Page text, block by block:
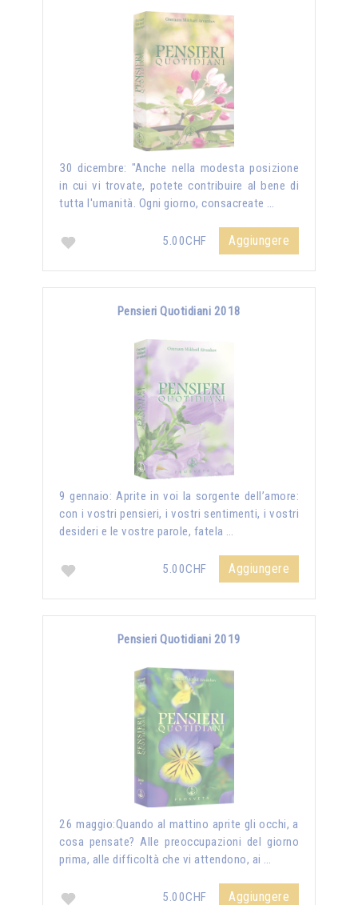
30 dicembre: "Anche nella modesta posizione
in cui vi trovate, potete contribuire al bene di
tutta l'umanità. Ogni giorno, consacreate …
5.00CHF Aggiungere
Pensieri Quotidiani 2018
9 gennaio: Aprite in voi la sorgente dell’amore:
con i vostri pensieri, i vostri sentimenti, i vostri
desideri e le vostre parole, fatela …
5.00CHF Aggiungere
Pensieri Quotidiani 2019
26 maggio:Quando al mattino aprite gli occhi, a
cosa pensate? Alle preoccupazioni del giorno
prima, alle difficoltà che vi attendono, ai …
5.00CHF Aggiungere